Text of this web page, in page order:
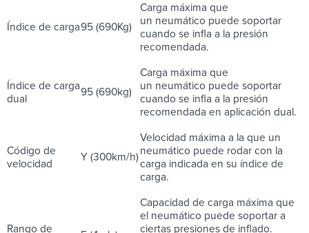
Índice de carga95 (690Kg)
Carga máxima que
un neumático puede soportar
cuando se infla a la presión
recomendada.
Índice de carga
dual
95 (690kg)
Carga máxima que
un neumático puede soportar
cuando se infla a la presión
recomendada en aplicación dual.
Código de
velocidad
Y (300km/h)
Velocidad máxima a la que un
neumático puede rodar con la
carga indicada en su índice de
carga.
Rango de
Capacidad de carga máxima que
el neumático puede soportar a
ciertas presiones de inflado.